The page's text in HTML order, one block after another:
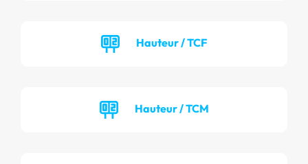
Hauteur / TCF
Hauteur / TCM